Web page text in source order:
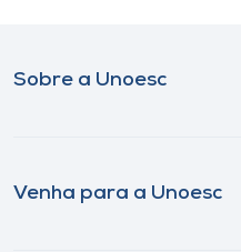
Sobre a Unoesc
Venha para a Unoesc